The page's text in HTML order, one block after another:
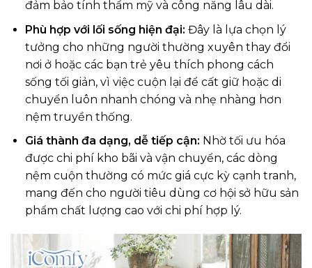
đảm bảo tính thẩm mỹ và công năng lâu dài.
Phù hợp với lối sống hiện đại: Đây là lựa chọn lý
tưởng cho những người thường xuyên thay đổi
nơi ở hoặc các bạn trẻ yêu thích phong cách
sống tối giản, vì việc cuộn lại để cất giữ hoặc di
chuyển luôn nhanh chóng và nhẹ nhàng hơn
nệm truyền thống.
Giá thành đa dạng, dễ tiếp cận: Nhờ tối ưu hóa
được chi phí kho bãi và vận chuyển, các dòng
nệm cuộn thường có mức giá cực kỳ cạnh tranh,
mang đến cho người tiêu dùng cơ hội sở hữu sản
phẩm chất lượng cao với chi phí hợp lý.